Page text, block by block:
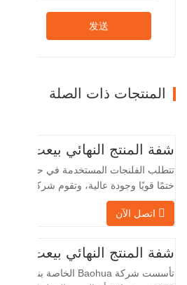
发送
المنتجات ذات الصلة
شفة المنتج النهائي بيعت
تتطلب الفلنجات المستخدمة في حقول النفط
الخاصة بنا بمعالجة الفلنجات في حقول النفط
لسنوات عديدة وتقوم بتصديرها بشكل غير
لأن الصناعة المحلية ليست مثالية، فإننا نريد
الاستيراد والتصدير مباشرة مع العملاء
الأجانب،…
اتصل الآن
شفة المنتج النهائي بيعت
تأسست شركة Baohua الخاصة بنا في عام